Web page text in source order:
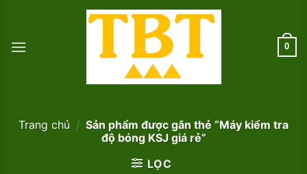
0
Trang chủ / Sản phẩm được gắn thẻ “Máy kiểm tra
độ bóng KSJ giá rẻ”
LỌC